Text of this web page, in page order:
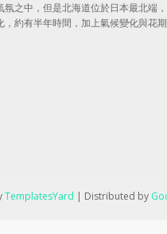
氛之中，但是北海道位於日本最北端
，約有半年時間，加上氣候變化與花
TemplatesYard | Distributed by